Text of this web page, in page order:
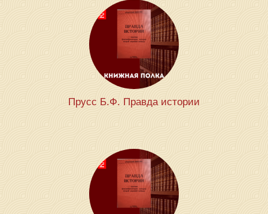
Прусс Б.Ф. Правда истории